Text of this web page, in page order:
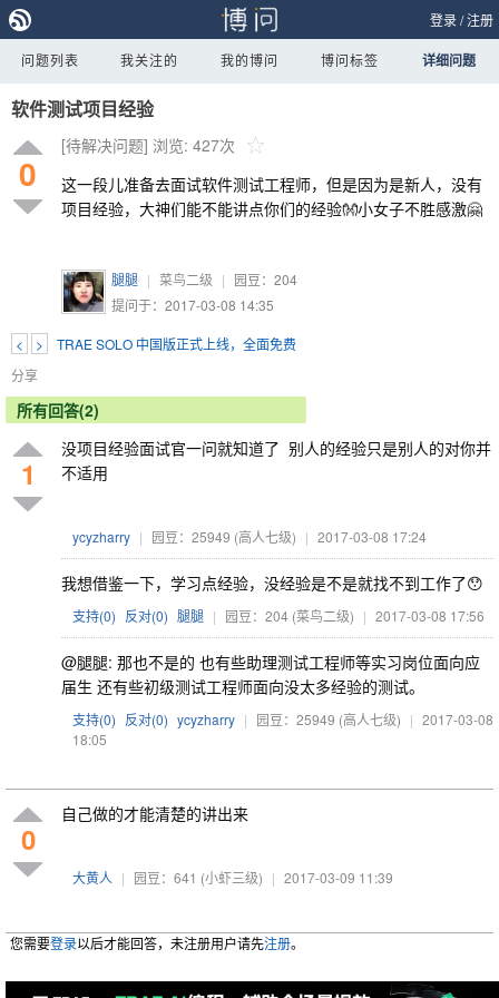
登录/注册
问题列表 我关注的 我的博问 博问标签 详细问题
软件测试项目经验
0
[待解决问题] 浏览: 427次
这一段儿准备去面试软件测试工程师，但是因为是新人，没有
项目经验，大神们能不能讲点你们的经验👐小女子不胜感激🤗
腿腿 | 菜鸟二级 | 园豆： 204
提问于：2017-03-08 14:35
< >
TRAE SOLO 中国版正式上线，全面免费
分享
所有回答(2)
1
没项目经验面试官一问就知道了 别人的经验只是别人的对你并
不适用
ycyzharry | 园豆：25949 (高人七级) | 2017-03-08 17:24
我想借鉴一下，学习点经验，没经验是不是就找不到工作了😯
支持(0) 反对(0) 腿腿 | 园豆：204 (菜鸟二级) | 2017-03-08 17:56
@腿腿: 那也不是的 也有些助理测试工程师等实习岗位面向应
届生 还有些初级测试工程师面向没太多经验的测试。
支持(0) 反对(0) ycyzharry | 园豆：25949 (高人七级) | 2017-03-08
18:05
0
自己做的才能清楚的讲出来
大黄人 | 园豆：641 (小虾三级) | 2017-03-09 11:39
您需要登录以后才能回答，未注册用户请先注册。